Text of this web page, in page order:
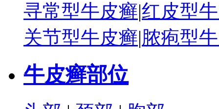
寻常型牛皮癣|红皮型
关节型牛皮癣|脓疱型
牛皮癣部位